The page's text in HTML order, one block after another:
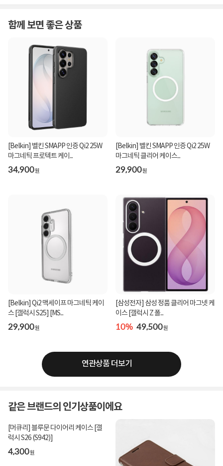
함께 보면 좋은 상품
[Belkin] 벨킨 SMAPP 인증 Qi2 25W
마그네틱 프로텍트 케이...
34,900원
[Belkin] 벨킨 SMAPP 인증 Qi2 25W
마그네틱 클리어 케이스...
29,900원
[Belkin] Qi2 맥세이프 마그네틱 케이
스 [갤럭시 S25] [MS...
29,900원
[삼성전자] 삼성 정품 클리어 마그넷 케
이스 [갤럭시 Z 폴...
10% 49,500원
연관상품 더보기
같은 브랜드의 인기상품이에요
[머큐리] 블루문 다이어리 케이스 [갤
럭시 S26 (S942)]
4,300원